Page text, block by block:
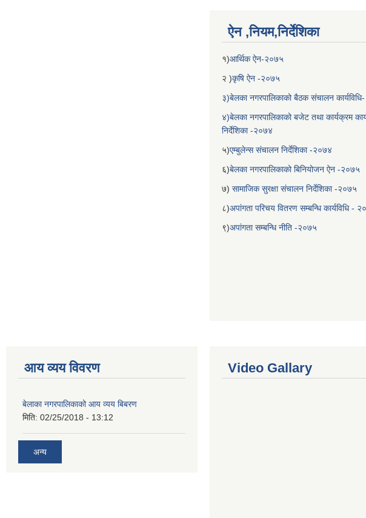
ऐन ,नियम,निर्देशिका
१)आर्थिक ऐन-२०७५
२ )कृषि ऐन -२०७५
३)बेलका नगरपालिकाको बैठक संचालन
४)बेलका नगरपालिकाको बजेट तथा कार्यक्रम
निर्देशिका -२०७४
५)एम्बुलेन्स संचालन निर्देशिका -२०७४
६)बेलका नगरपालिकाको बिनियोजन ऐन -२०७५
७) सामाजिक सुरक्षा संचालन निर्देशिका -२०७५
८)अपांगता परिचय वितरण सम्बन्धि कार्यविधि -
९)अपांगता सम्बन्धि नीति -२०७५
आय व्यय विवरण
बेलाका नगरपालिकाको आय व्यय बिबरण
मिति: 02/25/2018 - 13:12
अन्य
Video Gallary